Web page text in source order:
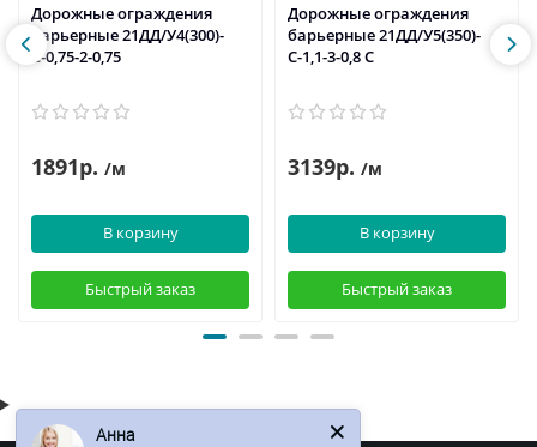
Дорожные ограждения
барьерные 21ДД/У4(300)-
С-0,75-2-0,75
1891р. /м
В корзину
Быстрый заказ
Дорожные ограждения
барьерные 21ДД/У5(350)-
С-1,1-3-0,8 С
3139р. /м
В корзину
Быстрый заказ
Анна